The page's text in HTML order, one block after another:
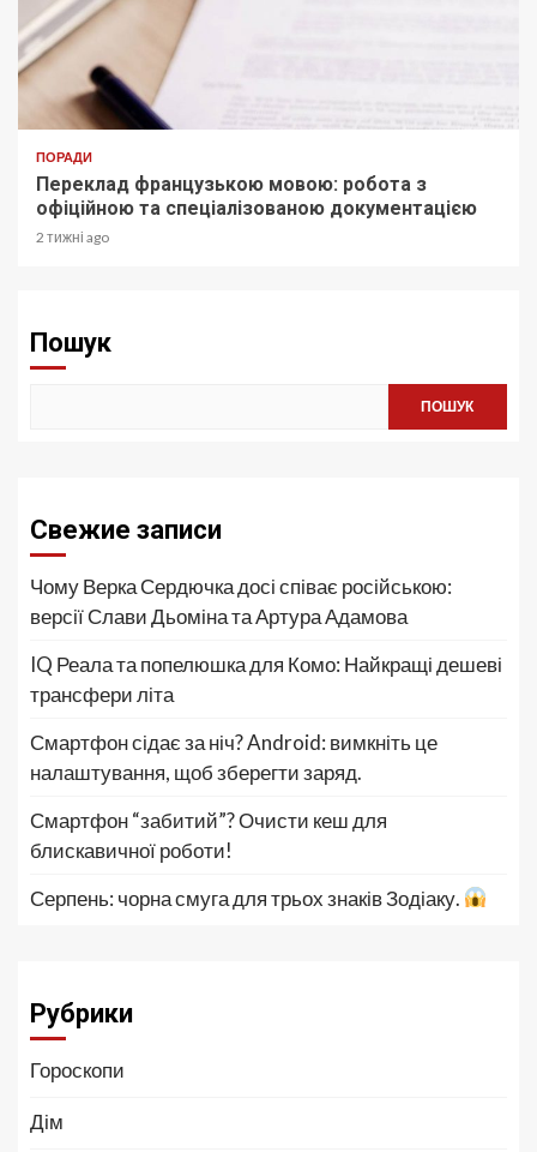
ПОРАДИ
Переклад французькою мовою: робота з
офіційною та спеціалізованою документацією
2 тижні ago
Пошук
ПОШУК
Свежие записи
Чому Верка Сердючка досі співає російською:
версії Слави Дьоміна та Артура Адамова
IQ Реала та попелюшка для Комо: Найкращі дешеві
трансфери літа
Смартфон сідає за ніч? Android: вимкніть це
налаштування, щоб зберегти заряд.
Смартфон “забитий”? Очисти кеш для
блискавичної роботи!
Серпень: чорна смуга для трьох знаків Зодіаку.
Рубрики
Гороскопи
Дім